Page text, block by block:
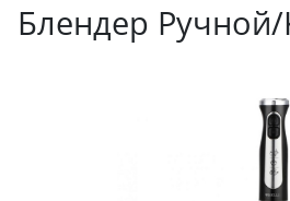
Блендер Ручной/